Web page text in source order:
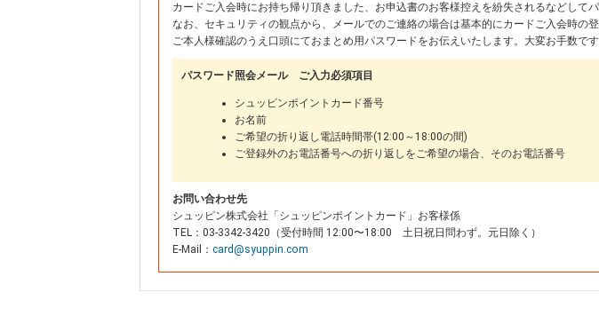
カードご入会時にお持ち帰り頂きました、お申込書のお客様控えを紛失されるなどして
なお、セキュリティの観点から、メールでのご連絡の場合は基本的にカードご入会時の
ご本人様確認のうえ口頭にておまとめ用パスワードをお伝えいたします。大変お手数で
パスワード照会メール ご入力必須項目
シュッピンポイントカード番号
お名前
ご希望の折り返し電話時間帯(12:00～18:00の間)
ご登録外のお電話番号への折り返しをご希望の場合、そのお電話番号
お問い合わせ先
シュッピン株式会社「シュッピンポイントカード」お客様係
TEL：03-3342-3420（受付時間 12:00〜18:00 土日祝日問わず。元日除く）
E-Mail： card@syuppin.com